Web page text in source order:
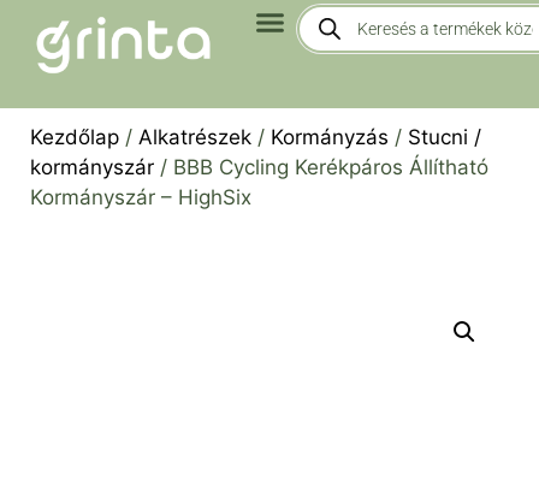
Kezdőlap / Alkatrészek / Kormányzás / Stucni /
kormányszár / BBB Cycling Kerékpáros Állítható
Kormányszár – HighSix